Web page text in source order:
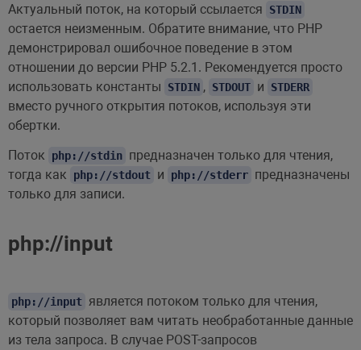
Актуальный поток, на который ссылается
STDIN
остается неизменным. Обратите внимание, что PHP
демонстрировал ошибочное поведение в этом
отношении до версии PHP 5.2.1. Рекомендуется просто
использовать константы
STDIN , STDOUT и STDERR
вместо ручного открытия потоков, используя эти
обертки.
Поток
php://stdin предназначен только для чтения,
тогда как
php://stdout и php://stderr предназначены
только для записи.
php://input
php://input является потоком только для чтения,
который позволяет вам читать необработанные данные
из тела запроса. В случае POST-запросов